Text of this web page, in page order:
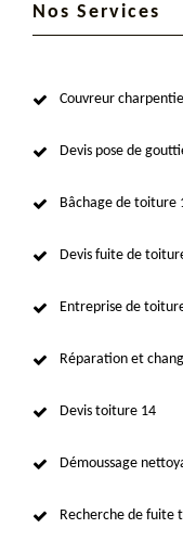
Nos Services
Couvreur
Devis pose de
Bâchage de toiture
Devis fuite de
Entreprise de
Réparation et
Devis toiture 14
Démoussage
Recherche de fuite